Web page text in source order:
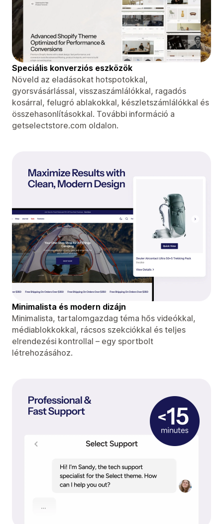
Speciális konverziós eszközök
Növeld az eladásokat hotspotokkal,
gyorsvásárlással, visszaszámlálókkal, ragadós
kosárral, felugró ablakokkal, készletszámlálókkal és
összehasonlításokkal. További információ a
getselectstore.com oldalon.
Minimalista és modern dizájn
Minimalista, tartalomgazdag téma hős videókkal,
médiablokkokkal, rácsos szekciókkal és teljes
elrendezési kontrollal – egy sportbolt
létrehozásához.